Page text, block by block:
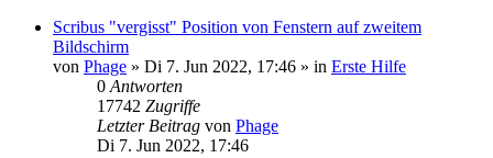
Scribus "vergisst" Position von Fenstern auf zweitem
Bildschirm
von Phage » Di 7. Jun 2022, 17:46 » in Erste Hilfe
0 Antworten
17742 Zugriffe
Letzter Beitrag von Phage
Di 7. Jun 2022, 17:46